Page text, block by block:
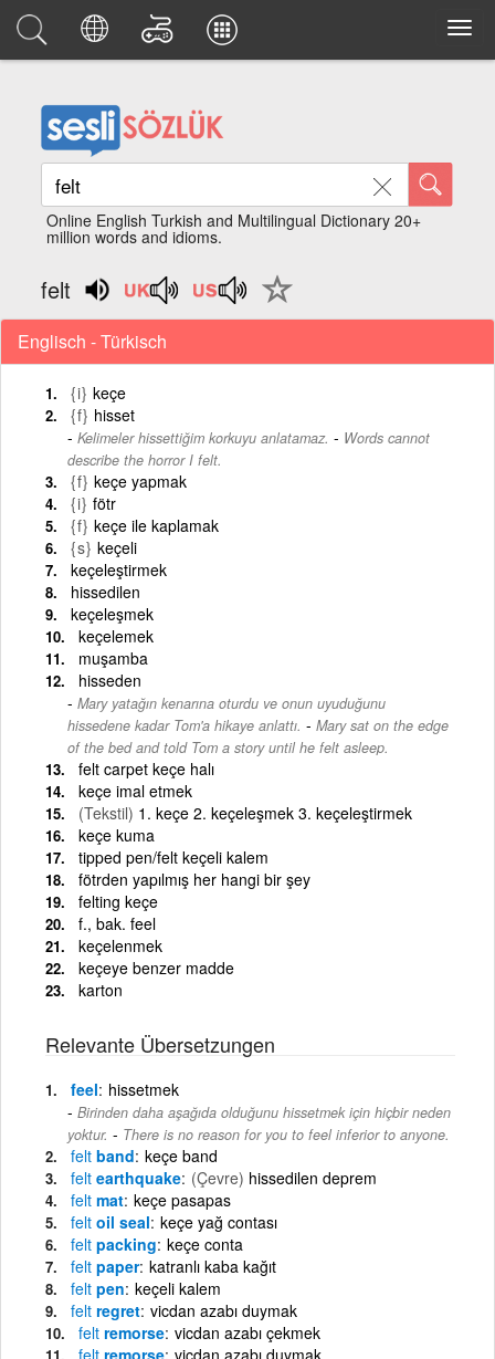
Online English Turkish and Multilingual Dictionary 20+
million words and idioms.
felt
Englisch - Türkisch
{i} keçe
{f} hisset
Kelimeler hissettiğim korkuyu anlatamaz. - Words cannot
describe the horror I felt.
{f} keçe yapmak
{i} fötr
{f} keçe ile kaplamak
{s} keçeli
keçeleştirmek
hissedilen
keçeleşmek
keçelemek
muşamba
hisseden
Mary yatağın kenarına oturdu ve onun uyuduğunu
hissedene kadar Tom'a hikaye anlattı. - Mary sat on the edge
of the bed and told Tom a story until he felt asleep.
felt carpet keçe halı
keçe imal etmek
(Tekstil) 1. keçe 2. keçeleşmek 3. keçeleştirmek
keçe kuma
tipped pen/felt keçeli kalem
fötrden yapılmış her hangi bir şey
felting keçe
f., bak. feel
keçelenmek
keçeye benzer madde
karton
Relevante Übersetzungen
feel hissetmek
Birinden daha aşağıda olduğunu hissetmek için hiçbir neden
yoktur. - There is no reason for you to feel inferior to anyone.
felt band keçe band
felt earthquake (Çevre) hissedilen deprem
felt mat keçe pasapas
felt oil seal keçe yağ contası
felt packing keçe conta
felt paper katranlı kaba kağıt
felt pen keçeli kalem
felt regret vicdan azabı duymak
felt remorse vicdan azabı çekmek
felt remorse vicdan azabı duymak